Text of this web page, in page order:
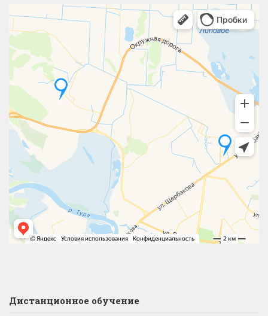
Дистанционное обучение